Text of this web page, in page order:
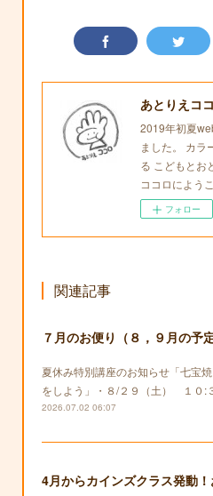
あとりえコ
2019年初夏
ました。 カラ
る こどもとお
ココロによう
フォロー
関連記事
７月のお便り（８，９月の予定
夏休み特別講座のお知らせ「七宝
をしよう」・８/２９（土） １０:
2026.07.02 06:07